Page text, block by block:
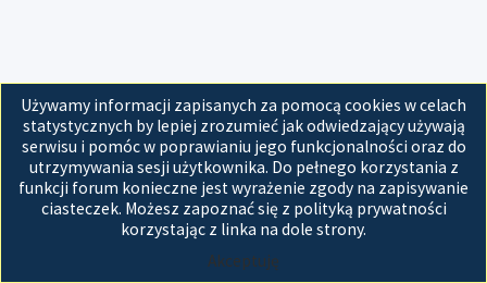
Używamy informacji zapisanych za pomocą cookies w celach
statystycznych by lepiej zrozumieć jak odwiedzający używają
serwisu i pomóc w poprawianiu jego funkcjonalności oraz do
utrzymywania sesji użytkownika. Do pełnego korzystania z
funkcji forum konieczne jest wyrażenie zgody na zapisywanie
ciasteczek. Możesz zapoznać się z polityką prywatności
korzystając z linka na dole strony.
Akceptuję